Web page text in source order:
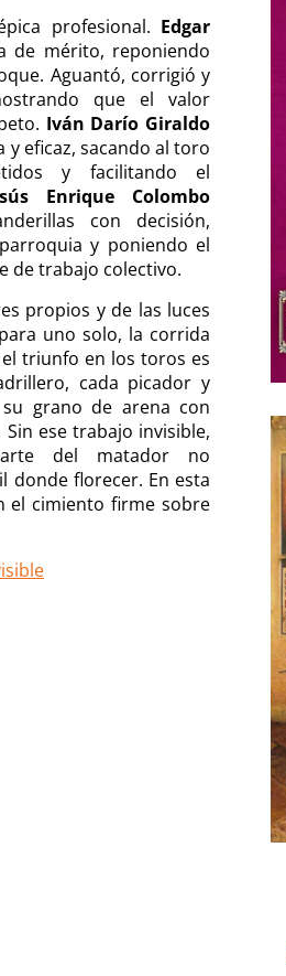
profesional. Edgar
de mérito, reponiendo
Aguantó, corrigió y
que el valor
Iván Darío Giraldo
eficaz, sacando al toro
y facilitando el
Enrique Colombo
con decisión,
y poniendo el
de trabajo colectivo.
propios y de las luces
uno solo, la corrida
triunfo en los toros es
cada picador y
grano de arena con
ese trabajo invisible,
del matador no
donde florecer. En esta
el cimiento firme sobre